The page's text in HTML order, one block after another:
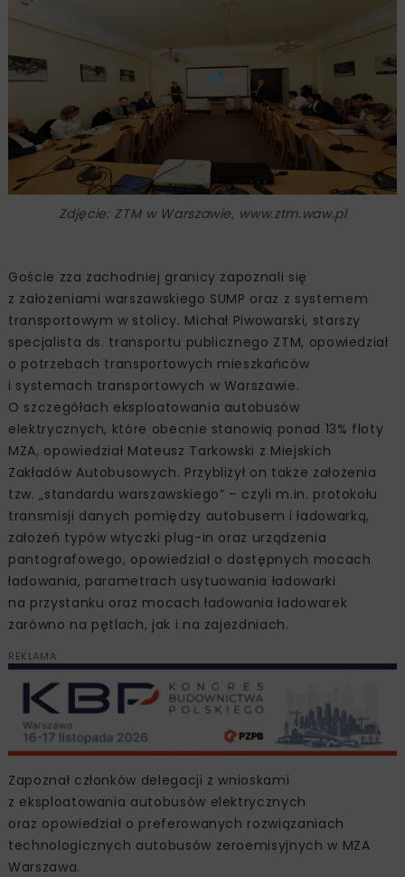
Zdjęcie: ZTM w Warszawie, www.ztm.waw.pl
Goście zza zachodniej granicy zapoznali się
z założeniami warszawskiego SUMP oraz z systemem
transportowym w stolicy. Michał Piwowarski, starszy
specjalista ds. transportu publicznego ZTM, opowiedział
o potrzebach transportowych mieszkańców
i systemach transportowych w Warszawie.
O szczegółach eksploatowania autobusów
elektrycznych, które obecnie stanowią ponad 13% floty
MZA, opowiedział Mateusz Tarkowski z Miejskich
Zakładów Autobusowych. Przybliżył on także założenia
tzw. „standardu warszawskiego” – czyli m.in. protokołu
transmisji danych pomiędzy autobusem i ładowarką,
założeń typów wtyczki plug-in oraz urządzenia
pantografowego, opowiedział o dostępnych mocach
ładowania, parametrach usytuowania ładowarki
na przystanku oraz mocach ładowania ładowarek
zarówno na pętlach, jak i na zajezdniach.
REKLAMA
Zapoznał członków delegacji z wnioskami
z eksploatowania autobusów elektrycznych
oraz opowiedział o preferowanych rozwiązaniach
technologicznych autobusów zeroemisyjnych w MZA
Warszawa.